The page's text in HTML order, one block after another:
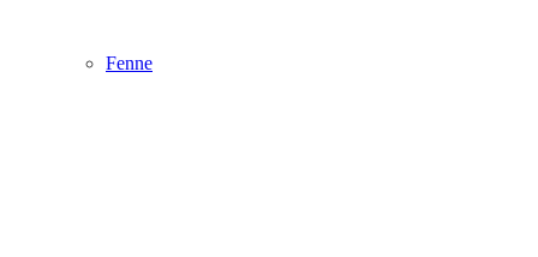
Fenne